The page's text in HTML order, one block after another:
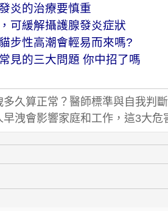
炎的治療要慎重
可緩解攝護腺發炎症狀
步性高潮會輕易而來嗎?
見的三大問題 你中招了嗎
多久算正常？醫師標準與自我判
早洩會影響家庭和工作，這3大危